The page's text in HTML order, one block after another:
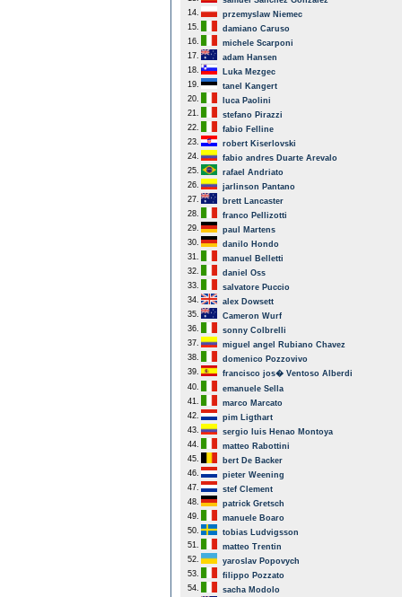
14.
przemyslaw Niemec
15.
damiano Caruso
16.
michele Scarponi
17.
adam Hansen
18.
Luka Mezgec
19.
tanel Kangert
20.
luca Paolini
21.
stefano Pirazzi
22.
fabio Felline
23.
robert Kiserlovski
24.
fabio andres Duarte Arevalo
25.
rafael Andriato
26.
jarlinson Pantano
27.
brett Lancaster
28.
franco Pellizotti
29.
paul Martens
30.
danilo Hondo
31.
manuel Belletti
32.
daniel Oss
33.
salvatore Puccio
34.
alex Dowsett
35.
Cameron Wurf
36.
sonny Colbrelli
37.
miguel angel Rubiano Chavez
38.
domenico Pozzovivo
39.
francisco jos� Ventoso Alberdi
40.
emanuele Sella
41.
marco Marcato
42.
pim Ligthart
43.
sergio luis Henao Montoya
44.
matteo Rabottini
45.
bert De Backer
46.
pieter Weening
47.
stef Clement
48.
patrick Gretsch
49.
manuele Boaro
50.
tobias Ludvigsson
51.
matteo Trentin
52.
yaroslav Popovych
53.
filippo Pozzato
54.
sacha Modolo